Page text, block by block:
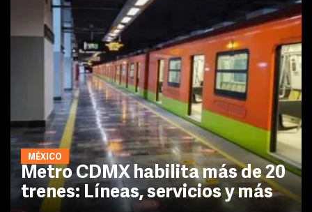
MÉXICO
Metro CDMX habilita más de 20
trenes: Líneas, servicios y más